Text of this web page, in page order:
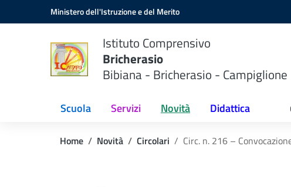
Vai ai contenuti
Vai al menu di navigazioneMinistero dell'Istruzione e del Merito
Istituto Comprensivo
Bricherasio
Bibiana - Bricherasio - Campiglione
Scuola Servizi Novità Didattica
Home Novità Circolari Circ. n. 216 –